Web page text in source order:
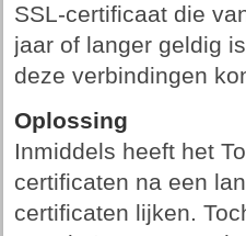
SSL-certificaat die
jaar of langer geldig
deze verbindingen
Oplossing
Inmiddels heeft het
certificaten na een
certificaten lijken.